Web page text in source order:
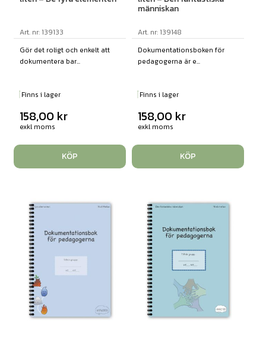
Art. nr: 139133
Gör det roligt och enkelt att
dokumentera bar...
Finns i lager
158,00 kr
exkl moms
KÖP
människan
Art. nr: 139148
Dokumentationsboken för
pedagogerna är e...
Finns i lager
158,00 kr
exkl moms
KÖP